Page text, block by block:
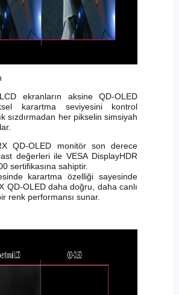
ekranların aksine QD-OLED
karartma seviyesini kontrol
sızdırmadan her pikselin simsiyah
QD-OLED monitör son derece
değerleri ile VESA DisplayHDR
sertifikasına sahiptir.
karartma özelliği sayesinde
QD-OLED daha doğru, daha canlı
renk performansı sunar.